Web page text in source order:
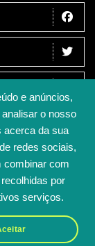
e anúncios,
o nosso
acerca da sua
redes sociais,
combinar com
por
serviços.
de